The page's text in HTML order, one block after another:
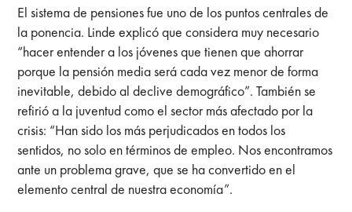
El sistema de pensiones fue uno de los puntos centrales de
la ponencia. Linde explicó que considera muy necesario
“hacer entender a los jóvenes que tienen que ahorrar
porque la pensión media será cada vez menor de forma
inevitable, debido al declive demográfico”. También se
refirió a la juventud como el sector más afectado por la
crisis: “Han sido los más perjudicados en todos los
sentidos, no solo en términos de empleo. Nos encontramos
ante un problema grave, que se ha convertido en el
elemento central de nuestra economía”.